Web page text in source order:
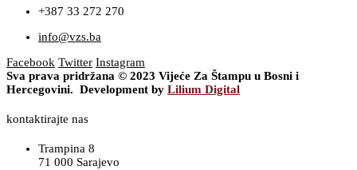
+387 33 272 270
info@vzs.ba
Facebook Twitter Instagram
Sva prava pridržana © 2023 Vijeće Za Štampu u Bosni i
Hercegovini. Development by Lilium Digital
kontaktirajte nas
Trampina 8
71 000 Sarajevo